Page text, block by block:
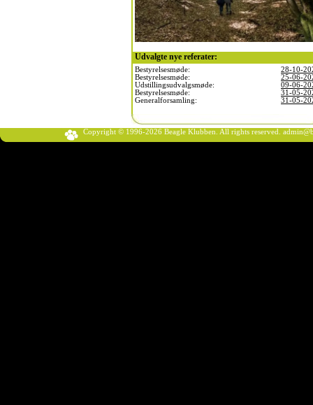
Udvalgte nye referater:
Bestyrelsesmøde:
28-10-
Bestyrelsesmøde:
25-06-
Udstillingsudvalgsmøde:
09-06-
Bestyrelsesmøde:
31-05-
Generalforsamling:
31-05-
Copyright © 1996-2026 Beagle Klubben. All rights reserved.